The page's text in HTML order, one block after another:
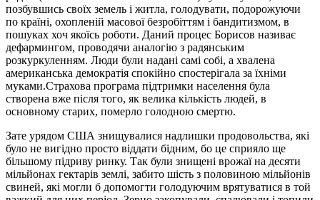
позбувшись своїх земель і житла, голодувати, подорожуючи
по країні, охопленій масової безробіттям і бандитизмом, в
пошуках хоч якоїсь роботи. Даний процес Борисов називає
дефармингом, проводячи аналогію з радянським
розкуркуленням. Люди були надані самі собі, а хвалена
американська демократія спокійно спостерігала за їхніми
муками.Страхова програма підтримки населення була
створена вже після того, як велика кількість людей, в
основному старих, померло голодною смертю.
Зате урядом США знищувалися надлишки продовольства, які
було не вигідно просто віддати бідним, бо це сприяло ще
більшому підриву ринку. Так були знищені врожаї на десяти
мільйонах гектарів землі, забито шість з половиною мільйонів
свиней, які могли б допомогти голодуючим врятуватися в той